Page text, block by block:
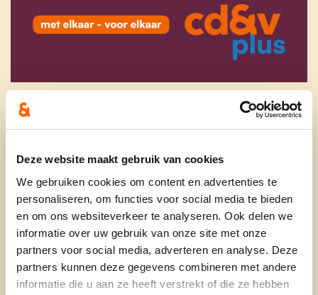
Deze website maakt gebruik van cookies
We gebruiken cookies om content en advertenties te
personaliseren, om functies voor social media te bieden
en om ons websiteverkeer te analyseren. Ook delen we
informatie over uw gebruik van onze site met onze
partners voor social media, adverteren en analyse. Deze
partners kunnen deze gegevens combineren met andere
informatie die u aan ze heeft verstrekt of die ze hebben